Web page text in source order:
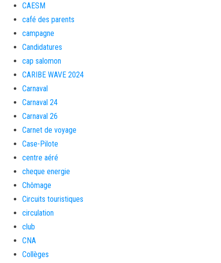
CAESM
café des parents
campagne
Candidatures
cap salomon
CARIBE WAVE 2024
Carnaval
Carnaval 24
Carnaval 26
Carnet de voyage
Case-Pilote
centre aéré
cheque energie
Chômage
Circuits touristiques
circulation
club
CNA
Collèges